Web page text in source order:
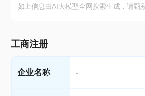
如上信息由AI大模型全网搜索生成，请甄
工商注册
企业名称 -